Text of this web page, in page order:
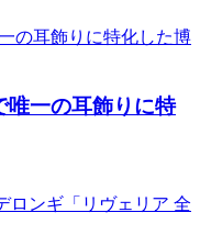
唯一の耳飾りに特